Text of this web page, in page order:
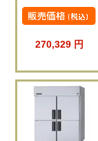
270,329 円